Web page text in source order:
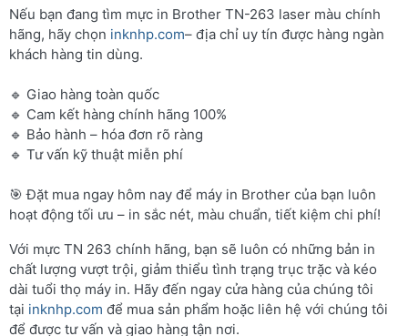
Nếu bạn đang tìm mực in Brother TN-263 laser màu chính
hãng, hãy chọn inknhp.com– địa chỉ uy tín được hàng ngàn
khách hàng tin dùng.
🔹 Giao hàng toàn quốc
🔹 Cam kết hàng chính hãng 100%
🔹 Bảo hành – hóa đơn rõ ràng
🔹 Tư vấn kỹ thuật miễn phí
🎯 Đặt mua ngay hôm nay để máy in Brother của bạn luôn
hoạt động tối ưu – in sắc nét, màu chuẩn, tiết kiệm chi phí!
Với mực TN 263 chính hãng, bạn sẽ luôn có những bản in
chất lượng vượt trội, giảm thiểu tình trạng trục trặc và kéo
dài tuổi thọ máy in. Hãy đến ngay cửa hàng của chúng tôi
tại inknhp.com để mua sản phẩm hoặc liên hệ với chúng tôi
để được tư vấn và giao hàng tận nơi.